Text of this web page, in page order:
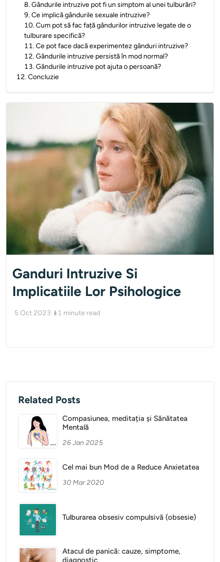
8.Gândurile intruzive pot fi un simptom al unei tulburări?
9.Ce implică gândurile sexuale intruzive?
10.Cum pot să fac față gândurilor intruzive legate de o
tulburare specifică?
11.Ce pot face dacă experimentez gânduri intruzive?
12.Gândurile intruzive persistă în mod normal?
13.Gândurile intruzive pot ajuta o persoană?
12.Concluzie
Ganduri Intruzive Si
Implicatiile Lor Psihologice
5 Oct 2023 11 minute read
Related Posts
Compasiunea, meditația și Sănătatea
Mentală
26 Jan 2025
Cel mai bun Mod de a Reduce Anxietatea
30 Mar 2020
Tulburarea obsesiv compulsivă (obsesie)
Atacul de panică: cauze, simptome,
diagnostic